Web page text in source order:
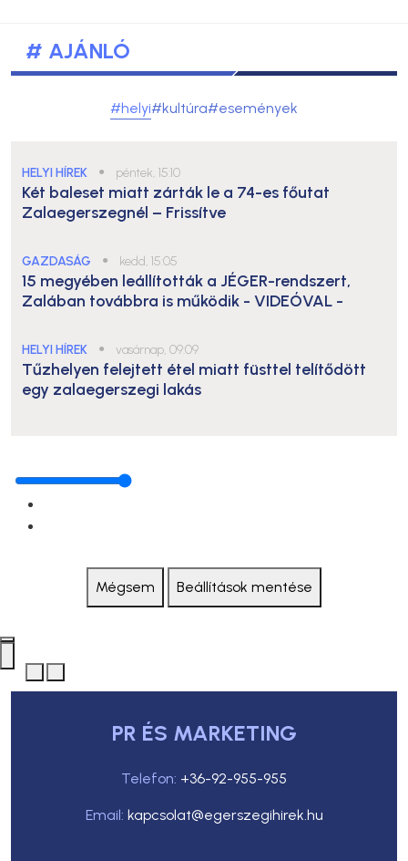
# AJÁNLÓ
#helyi#kultúra#események
HELYI HÍREK ● péntek, 15:10
Két baleset miatt zárták le a 74-es főutat
Zalaegerszegnél – Frissítve
GAZDASÁG ● kedd, 15:05
15 megyében leállították a JÉGER-rendszert,
Zalában továbbra is működik - VIDEÓVAL -
HELYI HÍREK ● vasárnap, 09:09
Tűzhelyen felejtett étel miatt füsttel telítődött
egy zalaegerszegi lakás
Mégsem Beállítások mentése
PR ÉS MARKETING
Telefon: +36-92-955-955
Email: kapcsolat@egerszegihirek.hu